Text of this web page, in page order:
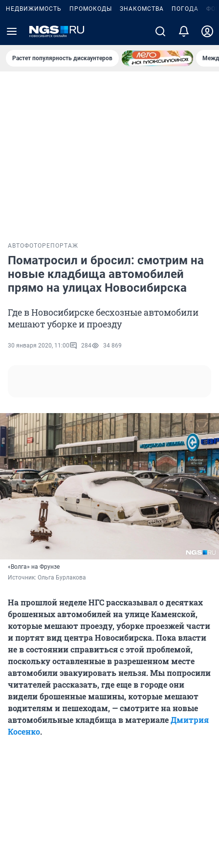
НЕДВИЖИМОСТЬ ПРОМОКОДЫ ЗНАКОМСТВА ПОГОДА
Растет популярность дискаунтеров
АВТОФОТОРЕПОРТАЖ
Поматросил и бросил: смотрим на
новые кладбища автомобилей
прямо на улицах Новосибирска
Где в Новосибирске бесхозные автомобили
мешают уборке и проезду
30 января 2020, 11:00 284 34 869
«Волга» на Фрунзе
Источник: Ольга Бурлакова
На прошлой неделе НГС рассказывал о десятках
брошенных автомобилей на улице Каменской,
которые мешают проезду, уборке проезжей части
и портят вид центра Новосибирска. Пока власти
не в состоянии справиться с этой проблемой,
поскольку оставленные в разрешенном месте
автомобили эвакуировать нельзя. Мы попросили
читателей рассказать, где еще в городе они
видели брошенные машины, которые мешают
водителям и пешеходам, — смотрите на новые
автомобильные кладбища в материалеДмитрия
Косенко.